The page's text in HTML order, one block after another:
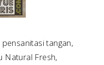
tangan,
Natural Fresh,